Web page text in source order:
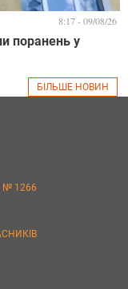
поранень у
8:17 - 09/08/26
БІЛЬШЕ НОВИН
1266